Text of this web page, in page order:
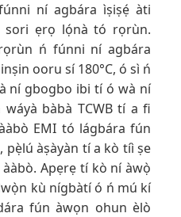
ní agbára ìṣiṣẹ́ àti
ẹrọ lọ́nà tó rọrùn.
ń fúnni ní agbára
ooru sí 180°C, ó sì ń
ní gbogbo ibi tí ó wà ní
bàbà TCWB tí a fi
EMI tó lágbára fún
àṣàyàn tí a kò tíì ṣe
Apẹrẹ tí kò ní àwọ̀
kù nígbàtí ó ń mú kí
fún àwọn ohun èlò